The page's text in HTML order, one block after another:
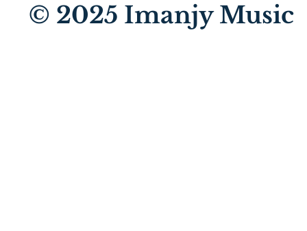
© 2025 Imanjy Music